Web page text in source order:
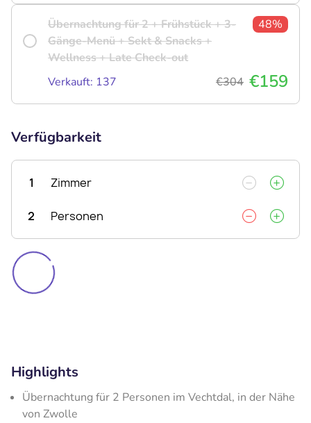
Übernachtung für 2 + Frühstück + 3-
Gänge-Menü + Sekt & Snacks +
Wellness + Late Check-out
48%
Verkauft: 137 €304 €159
Verfügbarkeit
1 Zimmer
2 Personen
Highlights
Übernachtung für 2 Personen im Vechtdal, in der Nähe
von Zwolle